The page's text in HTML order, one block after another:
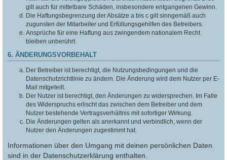
gilt auch für mittelbare Schäden, insbesondere entgangenen Gewinn.
Die Haftungsbegrenzung der Absätze a bis c gilt sinngemäß auch
zugunsten der Mitarbeiter und Erfüllungsgehilfen des Betreibers.
Ansprüche für eine Haftung aus zwingendem nationalem Recht
bleiben unberührt.
6. ÄNDERUNGSVORBEHALT
Der Betreiber ist berechtigt, die Nutzungsbedingungen und die
Datenschutzrichtlinie zu ändern. Die Änderung wird dem Nutzer per E-
Mail mitgeteilt.
Der Nutzer ist berechtigt, den Änderungen zu widersprechen. Im Falle
des Widerspruchs erlischt das zwischen dem Betreiber und dem
Nutzer bestehende Vertragsverhältnis mit sofortiger Wirkung.
Die Änderungen gelten als anerkannt und verbindlich, wenn der
Nutzer den Änderungen zugestimmt hat.
Informationen über den Umgang mit deinen persönlichen Daten
sind in der Datenschutzerklärung enthalten.